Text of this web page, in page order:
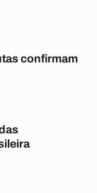
confirmam